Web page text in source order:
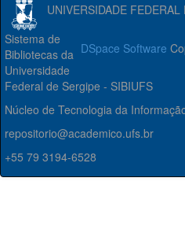
UNIVERSIDADE FEDERAL
DSpace Software
Sistema de
Bibliotecas da
Universidade
Federal de Sergipe - SIBIUFS
Núcleo de Tecnologia da
repositorio@academico.ufs.br
+55 79 3194-6528